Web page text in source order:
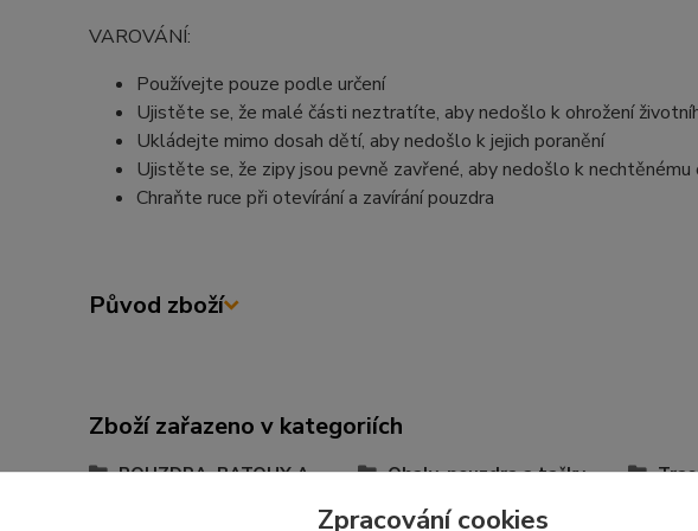
VAROVÁNÍ:
Používejte pouze podle určení
Ujistěte se, že malé části neztratíte, aby nedošlo k ohrožení
Ukládejte mimo dosah dětí, aby nedošlo k jejich poranění
Ujistěte se, že zipy jsou pevně zavřené, aby nedošlo k
Chraňte ruce při otevírání a zavírání pouzdra
Původ zboží
Zboží zařazeno v kategoriích
POUZDRA, BATOHY A
Obaly, pouzdra a tašky
Zpracování cookies